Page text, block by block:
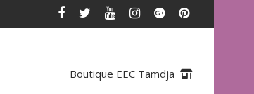
Boutique EEC Tamdja